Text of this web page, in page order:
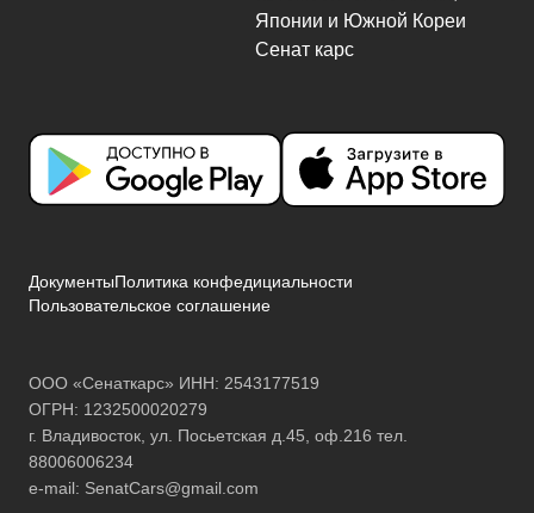
ДокументыПолитика конфедициальности
Пользовательское соглашение
ООО «Сенаткарс» ИНН: 2543177519
ОГРН: 1232500020279
г. Владивосток, ул. Посьетская д.45, оф.216 тел.
88006006234
e-mail: SenatCars@gmail.com